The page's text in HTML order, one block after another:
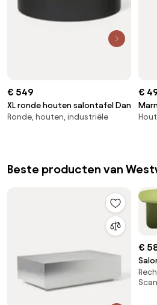
€ 549
XL ronde houten salontafel Dan
Ronde, houten, industriële
€
Beste producten van
€